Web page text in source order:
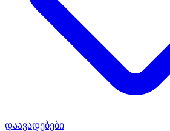
დაავადებები